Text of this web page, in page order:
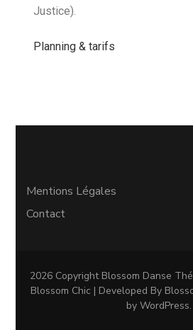
Justice).
Planning & tarifs
Mentions Légales
Contact
2026 Copyright Blossom Danse
Blossom Chic | Developed By
by WordPress.